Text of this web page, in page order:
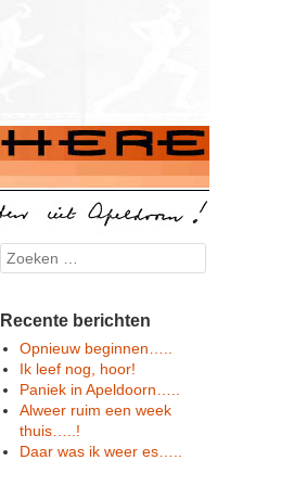
Search
Recente berichten
Opnieuw beginnen…..
Ik leef nog, hoor!
Paniek in Apeldoorn…..
Alweer ruim een week
thuis…..!
Daar was ik weer es…..